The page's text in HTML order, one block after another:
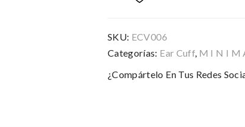
SKU: ECV006
Categorías: Ear Cuff, M I N I M
¿Compártelo En Tus Redes